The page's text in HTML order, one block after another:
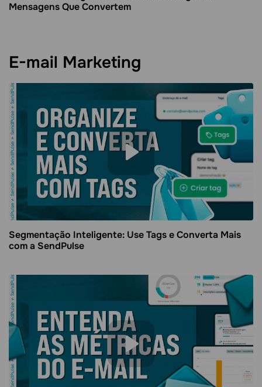
Mensagens Que Convertem
E-mail Marketing
Segmentação Inteligente: Use Tags e Converta Mais
com a SendPulse